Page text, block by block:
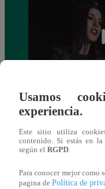
¿Yahaira Plasencia
más unidas que
Usamos
experiencia.
Este sitio utiliza
contenido. Si estás en la
según el RGPD
Para conocer mejor como
pagina de Política de